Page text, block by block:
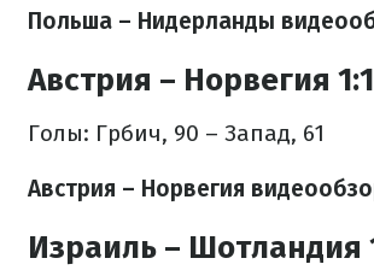
Польша – Нидерланды
Австрия – Норвегия 1:1
Голы: Грбич, 90 – Запад, 61
Австрия – Норвегия
Израиль – Шотландия